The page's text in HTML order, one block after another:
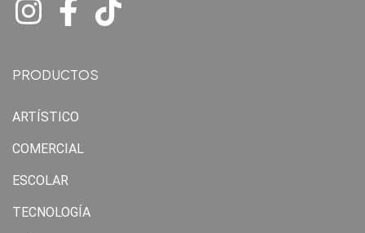
PRODUCTOS
ARTÍSTICO
COMERCIAL
ESCOLAR
TECNOLOGÍA